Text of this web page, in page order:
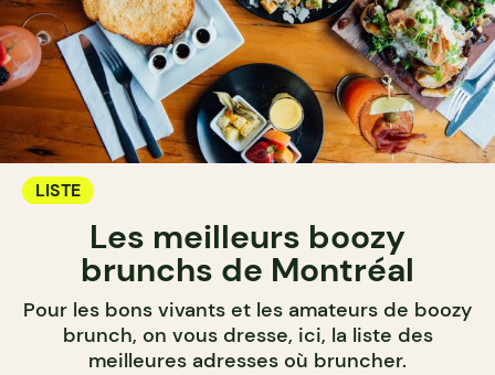
LISTE
Les meilleurs boozy
brunchs de Montréal
Pour les bons vivants et les amateurs de boozy
brunch, on vous dresse, ici, la liste des
meilleures adresses où bruncher.